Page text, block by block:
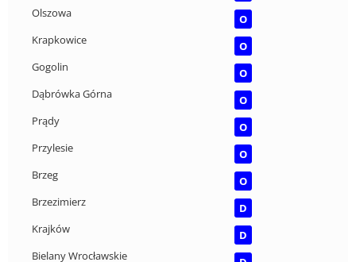
Olszowa
O
Krapkowice
O
Gogolin
O
Dąbrówka Górna
O
Prądy
O
Przylesie
O
Brzeg
O
Brzezimierz
D
Krajków
D
Bielany Wrocławskie